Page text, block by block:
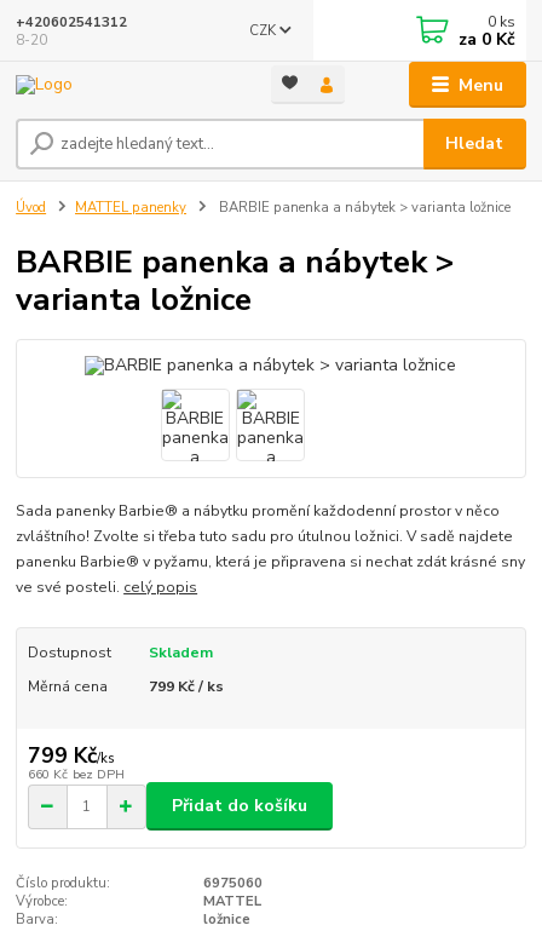
Menu
CZK
Hledat
+420602541312
8-20
0 ks
za 0 Kč
Úvod MATTEL panenky BARBIE panenka a nábytek > varianta ložnice
BARBIE panenka a nábytek >
varianta ložnice
Sada panenky Barbie® a nábytku promění každodenní prostor v něco
zvláštního! Zvolte si třeba tuto sadu pro útulnou ložnici. V sadě najdete
panenku Barbie® v pyžamu, která je připravena si nechat zdát krásné sny
ve své posteli. celý popis
Dostupnost
Skladem
Měrná cena
799 Kč / ks
799 Kč/ks
660 Kč bez DPH
Přidat do košíku
Číslo produktu:
6975060
Výrobce:
MATTEL
Barva:
ložnice